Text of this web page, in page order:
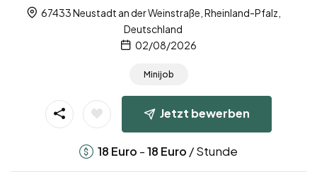
67433 Neustadt an der Weinstraße, Rheinland-Pfalz,
Deutschland
02/08/2026
Minijob
Jetzt bewerben
18 Euro -18 Euro / Stunde